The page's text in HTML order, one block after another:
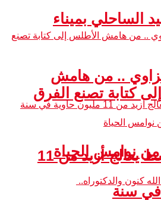
الساحلي بميناء
طنجة المتوسط يعالج أزيد من 11
في سنة
.. من هامش
كتابة تصنع الفرق
من نوامس الحياة